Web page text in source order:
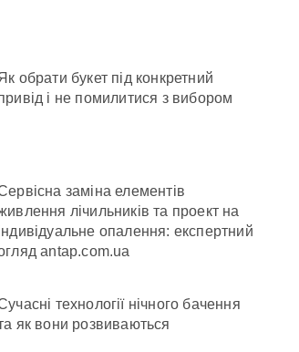
до Молдови
та інших областей
обрати букет під конкретний
і не помилитися з вибором
заміна елементів
лічильників та проект на
опалення: експертний
antap.com.ua
технології нічного бачення
як вони розвиваються